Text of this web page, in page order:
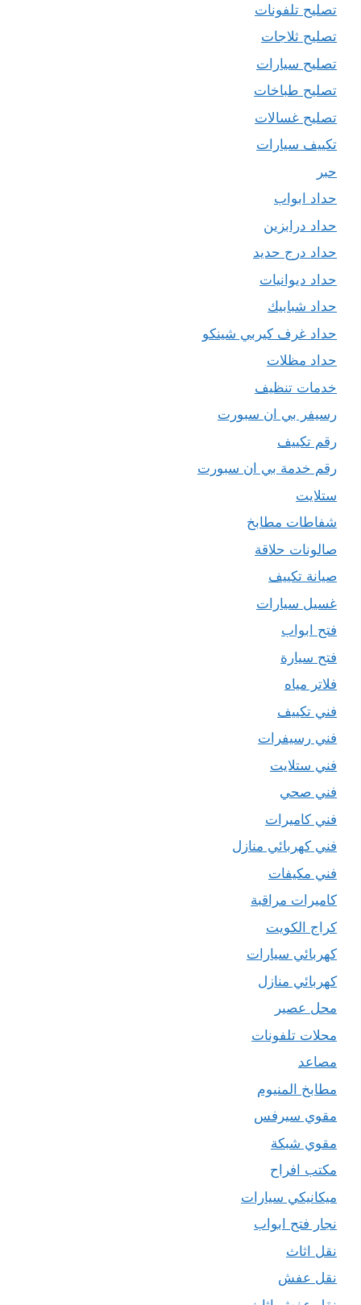
تصليح تلفونات
تصليح ثلاجات
تصليح سيارات
تصليح طباخات
تصليح غسالات
تكييف سيارات
حبر
حداد ابواب
حداد درابزين
حداد درج حديد
حداد ديوانيات
حداد شبابيك
حداد غرف كيربي شينكو
حداد مظلات
خدمات تنظيف
رسيفر بي ان سبورت
رقم تكييف
رقم خدمة بي ان سبورت
ستلايت
شفاطات مطابخ
صالونات حلاقة
صيانة تكييف
غسيل سيارات
فتح ابواب
فتح سيارة
فلاتر مياه
فني تكييف
فني رسيفرات
فني ستلايت
فني صحي
فني كاميرات
فني كهربائي منازل
فني مكيفات
كاميرات مراقبة
كراج الكويت
كهربائي سيارات
كهربائي منازل
محل عصير
محلات تلفونات
مصاعد
مطابخ المنيوم
مقوي سيرفس
مقوي شبكة
مكتب افراح
ميكانيكي سيارات
نجار فتح ابواب
نقل اثاث
نقل عفش